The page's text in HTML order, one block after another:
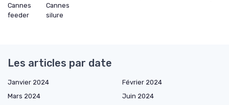
Cannes
feeder
Cannes
silure
Les articles par date
Janvier 2024
Février 2024
Mars 2024
Juin 2024